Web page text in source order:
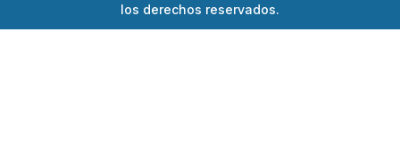
los derechos reservados.